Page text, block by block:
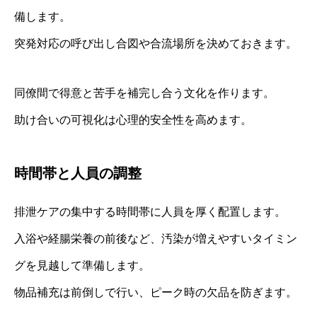
備します。
突発対応の呼び出し合図や合流場所を決めておきます。
同僚間で得意と苦手を補完し合う文化を作ります。
助け合いの可視化は心理的安全性を高めます。
時間帯と人員の調整
排泄ケアの集中する時間帯に人員を厚く配置します。
入浴や経腸栄養の前後など、汚染が増えやすいタイミン
グを見越して準備します。
物品補充は前倒しで行い、ピーク時の欠品を防ぎます。